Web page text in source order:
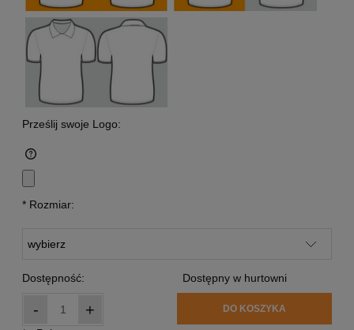
Prześlij swoje Logo:
* Rozmiar:
Dostępność: Dostępny w hurtowni
- + DO KOSZYKA